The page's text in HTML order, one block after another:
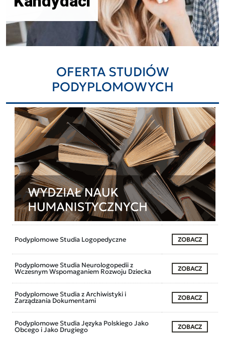
OFERTA STUDIÓW
PODYPLOMOWYCH
Podyplomowe Studia Logopedyczne ZOBACZ
Podyplomowe Studia Neurologopedii z
Wczesnym Wspomaganiem Rozwoju Dziecka ZOBACZ
Podyplomowe Studia z Archiwistyki i
Zarządzania Dokumentami ZOBACZ
Podyplomowe Studia Języka Polskiego Jako
Obcego i Jako Drugiego ZOBACZ